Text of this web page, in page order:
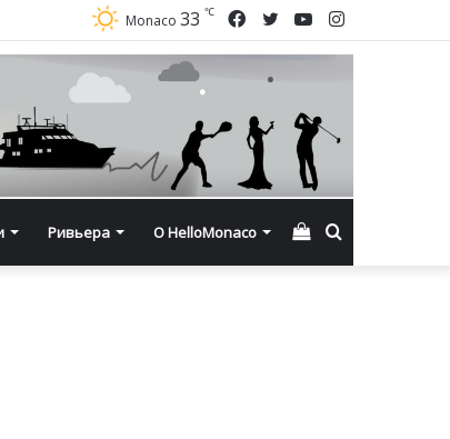
Instagram
YouTube
Twitter
Facebook
Monaco 33 ℃
Ривьера О HelloMonaco Смотреть